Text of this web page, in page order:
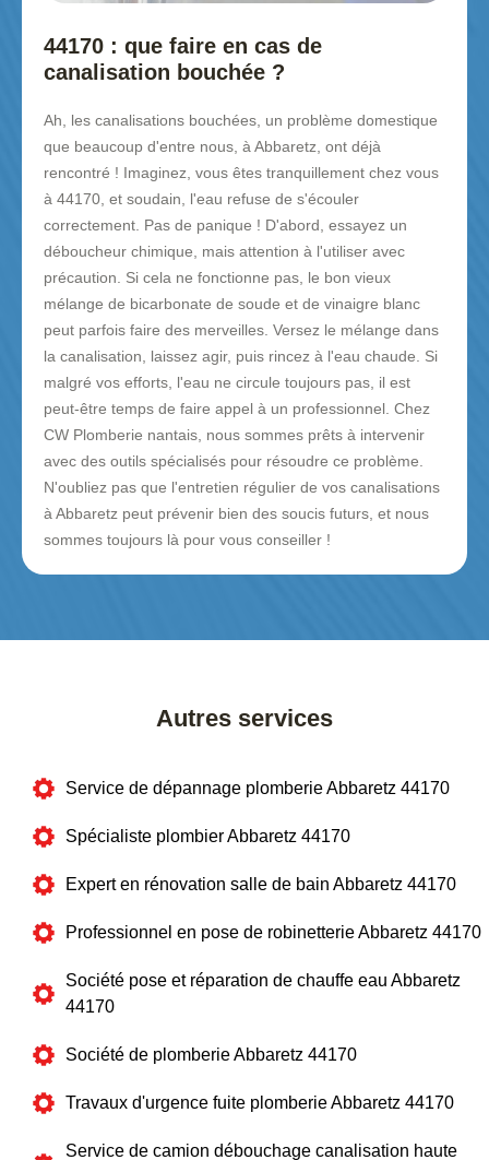
44170 : que faire en cas de
canalisation bouchée ?
Ah, les canalisations bouchées, un problème domestique
que beaucoup d'entre nous, à Abbaretz, ont déjà
rencontré ! Imaginez, vous êtes tranquillement chez vous
à 44170, et soudain, l'eau refuse de s'écouler
correctement. Pas de panique ! D'abord, essayez un
déboucheur chimique, mais attention à l'utiliser avec
précaution. Si cela ne fonctionne pas, le bon vieux
mélange de bicarbonate de soude et de vinaigre blanc
peut parfois faire des merveilles. Versez le mélange dans
la canalisation, laissez agir, puis rincez à l'eau chaude. Si
malgré vos efforts, l'eau ne circule toujours pas, il est
peut-être temps de faire appel à un professionnel. Chez
CW Plomberie nantais, nous sommes prêts à intervenir
avec des outils spécialisés pour résoudre ce problème.
N'oubliez pas que l'entretien régulier de vos canalisations
à Abbaretz peut prévenir bien des soucis futurs, et nous
sommes toujours là pour vous conseiller !
Autres services
Service de dépannage plomberie Abbaretz 44170
Spécialiste plombier Abbaretz 44170
Expert en rénovation salle de bain Abbaretz 44170
Professionnel en pose de robinetterie Abbaretz 44170
Société pose et réparation de chauffe eau Abbaretz
44170
Société de plomberie Abbaretz 44170
Travaux d'urgence fuite plomberie Abbaretz 44170
Service de camion débouchage canalisation haute